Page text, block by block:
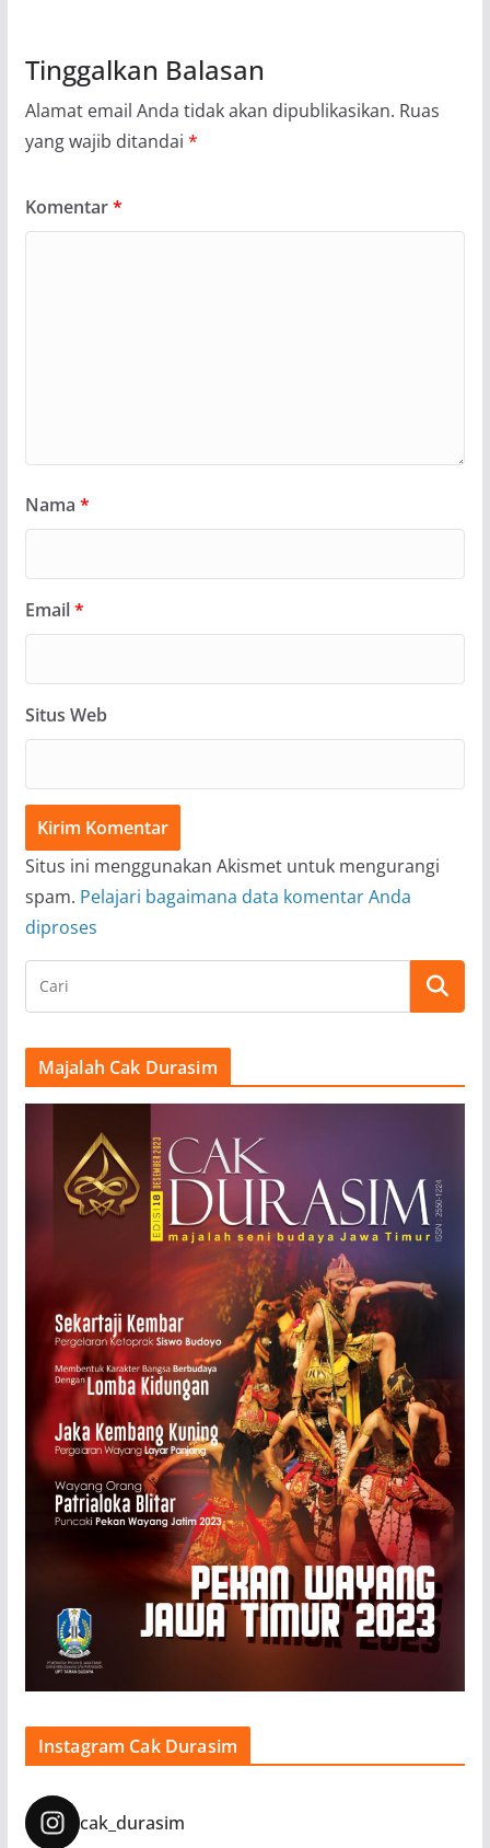
Tinggalkan Balasan
Alamat email Anda tidak akan dipublikasikan. Ruas
yang wajib ditandai *
Komentar*
Nama *
Email*
Situs Web
Situs ini menggunakan Akismet untuk mengurangi
spam. Pelajari bagaimana data komentar Anda
diproses
Majalah Cak Durasim
Instagram Cak Durasim
cak_durasim